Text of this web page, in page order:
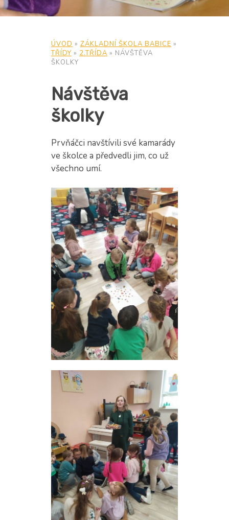
ÚVOD » ZÁKLADNÍ ŠKOLA BABICE »
TŘÍDY » 2.TŘÍDA » NÁVŠTĚVA
ŠKOLKY
Návštěva
školky
Prvňáčci navštívili své kamarády
ve školce a předvedli jim, co už
všechno umí.